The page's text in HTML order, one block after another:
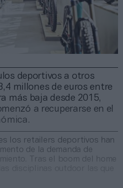
deportivos a otros
millones de euros entre
más baja desde 2015,
a recuperarse en el
los retailers deportivos han
de la demanda de
Tras el boom del home